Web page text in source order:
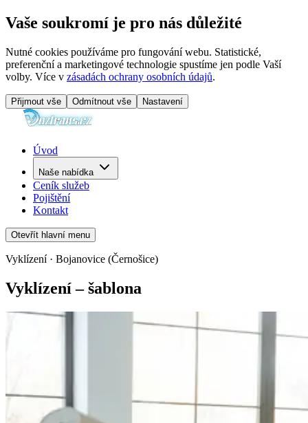
Vaše soukromí je pro nás důležité
Nutné cookies používáme pro fungování webu. Statistické,
preferenční a marketingové technologie spustíme jen podle Vaší
volby. Více v zásadách ochrany osobních údajů.
Přijmout vše Odmítnout vše Nastavení
Úvod
Naše nabídka
Ceník služeb
Pojištění
Kontakt
Otevřít hlavní menu
Vyklízení · Bojanovice (Černošice)
Vyklízení – šablona